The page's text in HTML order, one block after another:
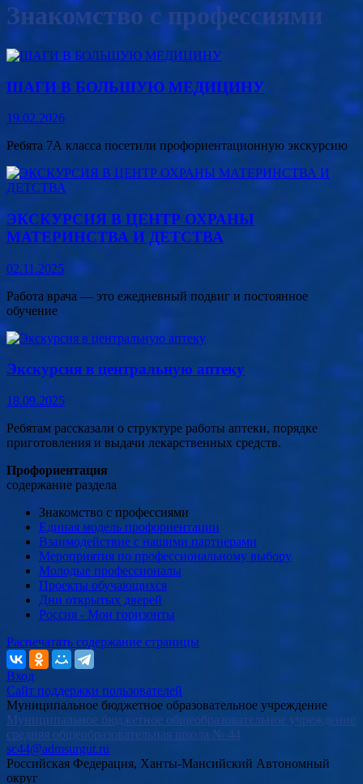
Знакомство с профессиями
ШАГИ В БОЛЬШУЮ МЕДИЦИНУ
19.02.2026
Ребята 7А класса посетили профориентационную экскурсию
ЭКСКУРСИЯ В ЦЕНТР ОХРАНЫ
МАТЕРИНСТВА И ДЕТСТВА
02.11.2025
Работа врача — это ежедневный подвиг и постоянное
обучение
Экскурсия в центральную аптеку
18.09.2025
Ребятам рассказали о структуре работы аптеки, порядке
приготовления и выдачи лекарственных средств.
Профориентация
содержание раздела
Знакомство с профессиями
Единая модель профориентации
Взаимодействие с нашими партнерами
Мероприятия по профессиональному выбору
Молодые профессионалы
Проекты обучающихся
Дни открытых дверей
Россия - Мои горизонты
Распечатать содержание страницы
Вход
Сайт поддержки пользователей
Муниципальное бюджетное образовательное учреждение
Муниципальное бюджетное общеобразовательное учреждение
средняя общеобразовательная школа № 44
sc44@admsurgut.ru
Российская Федерация, Ханты-Мансийский Автономный
округ